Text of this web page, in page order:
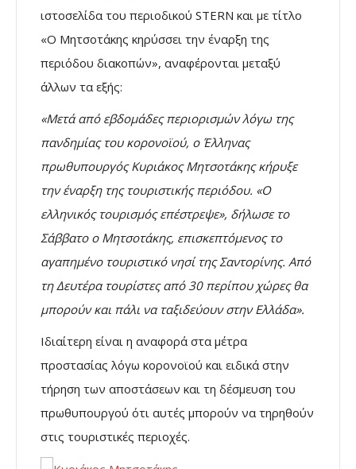
ιστοσελίδα του περιοδικού STERN και με τίτλο
«O Μητσοτάκης κηρύσσει την έναρξη της
περιόδου διακοπών», αναφέρονται μεταξύ
άλλων τα εξής:
«Μετά από εβδομάδες περιορισμών λόγω της
πανδημίας του κορονοϊού, ο Έλληνας
πρωθυπουργός Κυριάκος Μητσοτάκης κήρυξε
την έναρξη της τουριστικής περιόδου. «Ο
ελληνικός τουρισμός επέστρεψε», δήλωσε το
Σάββατο ο Μητσοτάκης, επισκεπτόμενος το
αγαπημένο τουριστικό νησί της Σαντορίνης. Από
τη Δευτέρα τουρίστες από 30 περίπου χώρες θα
μπορούν και πάλι να ταξιδεύουν στην Ελλάδα».
Ιδιαίτερη είναι η αναφορά στα μέτρα
προστασίας λόγω κορονοϊού και ειδικά στην
τήρηση των αποστάσεων και τη δέσμευση του
πρωθυπουργού ότι αυτές μπορούν να τηρηθούν
στις τουριστικές περιοχές.